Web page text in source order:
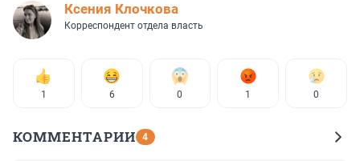
Ксения Клочкова
Корреспондент отдела власть
1 6 0 1 0
КОММЕНТАРИИ 4